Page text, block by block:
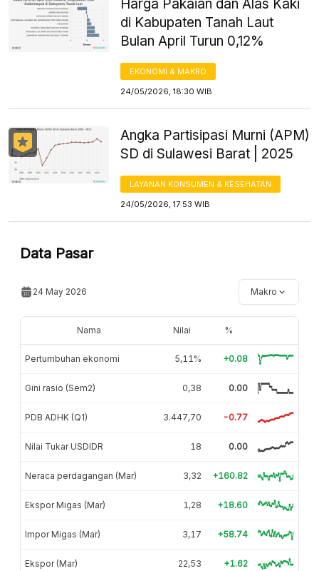
Harga Pakaian dan Alas Kaki
di Kabupaten Tanah Laut
Bulan April Turun 0,12%
EKONOMI & MAKRO
24/05/2026, 18:30 WIB
Angka Partisipasi Murni (APM)
SD di Sulawesi Barat | 2025
LAYANAN KONSUMEN & KESEHATAN
24/05/2026, 17:53 WIB
Data Pasar
24 May 2026 Makro
Nama Nilai %
Pertumbuhan ekonomi 5,11% +0.08
Gini rasio (Sem2) 0,38 0.00
PDB ADHK (Q1) 3.447,70 -0.77
Nilai Tukar USDIDR 18 0.00
Neraca perdagangan (Mar) 3,32 +160.82
Ekspor Migas (Mar) 1,28 +18.60
Impor Migas (Mar) 3,17 +58.74
Ekspor (Mar) 22,53 +1.62